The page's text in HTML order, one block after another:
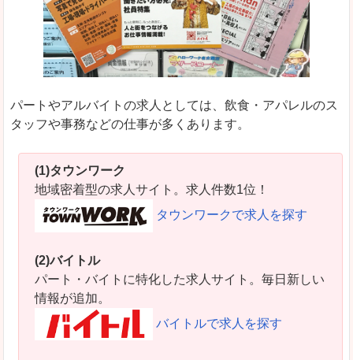
パートやアルバイトの求人としては、飲食・アパレルのス
タッフや事務などの仕事が多くあります。
(1)タウンワーク
地域密着型の求人サイト。求人件数1位！
タウンワークで求人を探す
(2)バイトル
パート・バイトに特化した求人サイト。毎日新しい
情報が追加。
バイトルで求人を探す